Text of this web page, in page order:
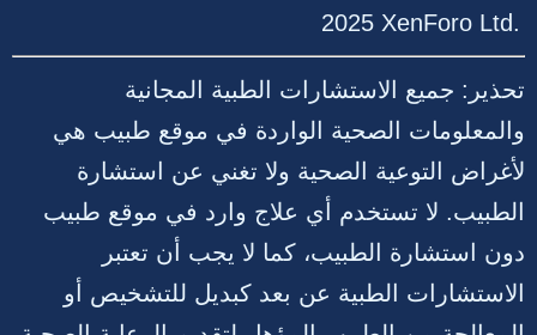
2025 XenForo Ltd.
تحذير: جميع الاستشارات الطبية المجانية
والمعلومات الصحية الواردة في موقع طبيب هي
لأغراض التوعية الصحية ولا تغني عن استشارة
الطبيب. لا تستخدم أي علاج وارد في موقع طبيب
دون استشارة الطبيب، كما لا يجب أن تعتبر
الاستشارات الطبية عن بعد كبديل للتشخيص أو